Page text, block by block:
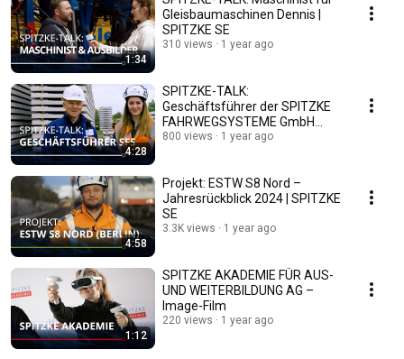
1:34
Gleisbaumaschinen Dennis |
SPITZKE SE
310 views 1 year ago
4:28
SPITZKE-TALK:
Geschäftsführer der SPITZKE
FAHRWEGSYSTEME GmbH
Stefan Linke | SPITZKE SE
800 views 1 year ago
4:58
Projekt: ESTW S8 Nord –
Jahresrückblick 2024 | SPITZKE
SE
3.3K views 1 year ago
1:12
SPITZKE AKADEMIE FÜR AUS-
UND WEITERBILDUNG AG –
Image-Film
220 views 1 year ago